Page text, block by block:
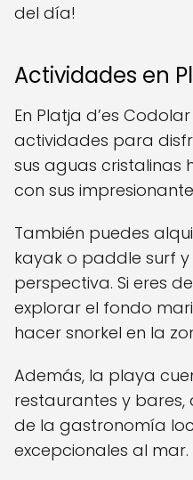
del día!
Actividades en
En Platja d’es
actividades para
sus aguas cristalinas
con sus
También puedes
kayak o paddle surf
perspectiva. Si eres
explorar el fondo
hacer snorkel en la
Además, la playa
restaurantes y
de la gastronomía
excepcionales al mar.